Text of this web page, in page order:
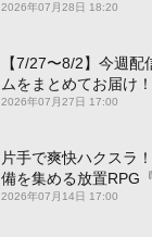
新作PICKUP】
2026年07月28日 18:20
【7/27〜8/2】今週
ムをまとめてお届け
2026年07月27日 17:00
片手で爽快ハクスラ
備を集める放置RPG
神装備』【最新作
2026年07月14日 17:00